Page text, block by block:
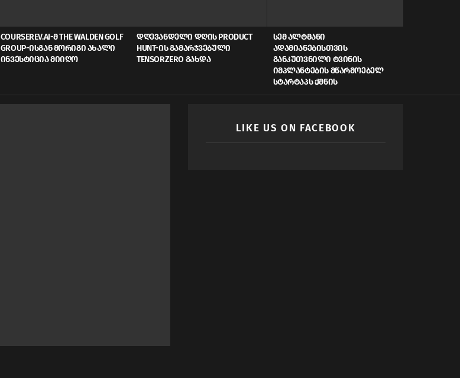
COURSEREV.AI-Მ THE WALDEN GOLF
GROUP-ᲘᲡᲒᲐᲜ ᲛᲝᲠᲘᲒᲘ ᲐᲮᲐᲚᲘ
ᲘᲜᲕᲔᲡᲢᲘᲪᲘᲐ ᲛᲘᲘᲦᲝ
ᲓᲦᲔᲕᲐᲜᲓᲔᲚᲘ ᲓᲦᲘᲡ PRODUCT
HUNT-ᲘᲡ ᲒᲐᲛᲐᲠᲯᲕᲔᲑᲣᲚᲘ
TENSORZERO ᲒᲐᲮᲓᲐ
ᲡᲔᲛ ᲐᲚᲢᲛᲐᲜᲘ
ᲐᲓᲐᲛᲘᲐᲜᲔᲑᲘᲡᲗᲕᲘᲡ
ᲒᲐᲜᲙᲣᲗᲕᲜᲘᲚᲘ ᲢᲕᲘᲜᲘᲡ
ᲘᲛᲞᲚᲐᲜᲢᲔᲑᲘᲡ ᲛᲬᲐᲠᲛᲝᲔᲑᲔᲚ
ᲡᲢᲐᲠᲢᲐᲞᲡ ᲥᲛᲜᲘᲡ
LIKE US ON FACEBOOK